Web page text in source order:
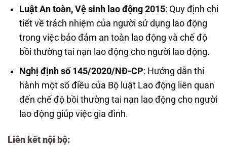
Luật An toàn, Vệ sinh lao động 2015: Quy định chi
tiết về trách nhiệm của người sử dụng lao động
trong việc bảo đảm an toàn lao động và chế độ
bồi thường tai nạn lao động cho người lao động.
Nghị định số 145/2020/NĐ-CP: Hướng dẫn thi
hành một số điều của Bộ luật Lao động liên quan
đến chế độ bồi thường tai nạn lao động cho người
lao động giúp việc gia đình.
Liên kết nội bộ: